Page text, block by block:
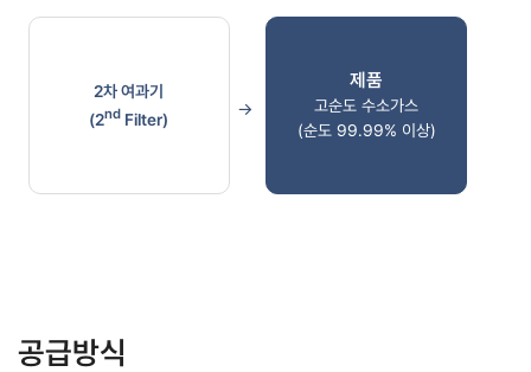
2차 여과기
(2nd Filter)
제품
고순도 수소가스
(순도 99.99% 이상)
공급방식